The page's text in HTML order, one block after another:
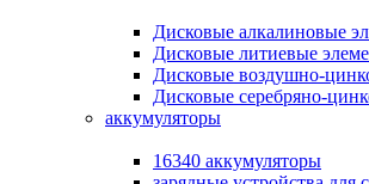
Дисковые алкалиновые
Дисковые литиевые
Дисковые воздушно-
Дисковые серебряно-
аккумуляторы
16340 аккумуляторы